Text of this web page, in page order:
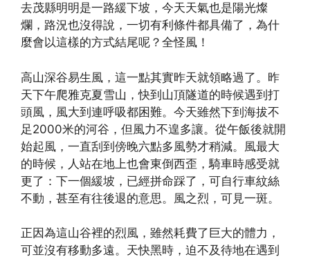
去茂縣明明是一路緩下坡，今天天氣也是陽光燦
爛，路況也沒得說，一切有利條件都具備了，為什
麼會以這樣的方式結尾呢？全怪風！
高山深谷易生風，這一點其實昨天就領略過了。昨
天下午爬雅克夏雪山，快到山頂隧道的時候遇到打
頭風，風大到連呼吸都困難。今天雖然下到海拔不
足2000米的河谷，但風力不遑多讓。從午飯後就開
始起風，一直刮到傍晚六點多風勢才稍減。風最大
的時候，人站在地上也會東倒西歪，騎車時感受就
更了：下一個緩坡，已經拼命踩了，可自行車紋絲
不動，甚至有往後退的意思。風之烈，可見一斑。
正因為這山谷裡的烈風，雖然耗費了巨大的體力，
可並沒有移動多遠。天快黑時，迫不及待地在遇到